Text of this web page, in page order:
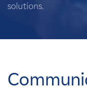
Carrières
solutions.